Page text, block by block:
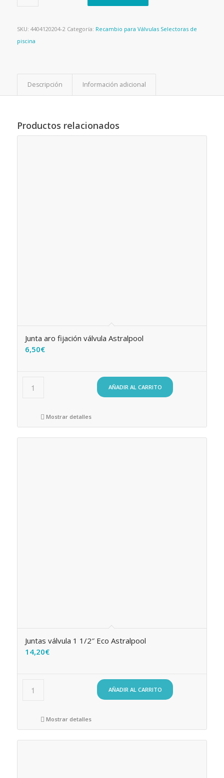
SKU: 4404120204-2 Categoría: Recambio para Válvulas Selectoras de
piscina
Descripción Información adicional
Productos relacionados
Junta aro fijación válvula Astralpool
6,50€
AÑADIR AL CARRITO
Mostrar detalles
Juntas válvula 1 1/2″ Eco Astralpool
14,20€
AÑADIR AL CARRITO
Mostrar detalles